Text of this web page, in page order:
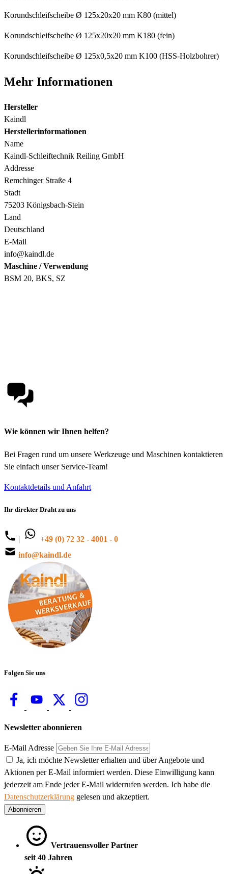
Korundschleifscheibe Ø 125x20x20 mm K80 (mittel)
Korundschleifscheibe Ø 125x20x20 mm K180 (fein)
Korundschleifscheibe Ø 125x0,5x20 mm K100 (HSS-Holzbohrer)
Mehr Informationen
Hersteller
Kaindl
Herstellerinformationen
Name
Kaindl-Schleiftechnik Reiling GmbH
Addresse
Remchinger Straße 4
Stadt
75203 Königsbach-Stein
Land
Deutschland
E-Mail
info@kaindl.de
Maschine / Verwendung
BSM 20, BKS, SZ
Wie können wir Ihnen helfen?
Bei Fragen rund um unsere Werkzeuge und Maschinen kontaktieren
Sie einfach unser Service-Team!
Kontaktdetails und Anfahrt
Ihr direkter Draht zu uns
|
+49 (0) 72 32 - 4001 - 0
info@kaindl.de
Folgen Sie uns
Newsletter abonnieren
E-Mail Adresse
Ja, ich möchte Newsletter erhalten und über Angebote und
Aktionen per E-Mail informiert werden. Diese Einwilligung kann
jederzeit am Ende jeder E-Mail widerrufen werden. Ich habe die
Datenschutzerklärung gelesen und akzeptiert.
Abonnieren
Vertrauensvoller Partner
seit 40 Jahren